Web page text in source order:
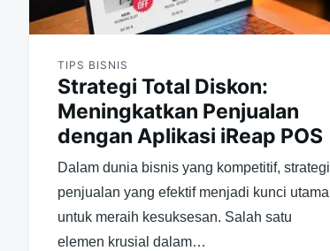
TIPS BISNIS
Strategi Total Diskon:
Meningkatkan Penjualan
dengan Aplikasi iReap POS
Dalam dunia bisnis yang kompetitif, strategi
penjualan yang efektif menjadi kunci utama
untuk meraih kesuksesan. Salah satu
elemen krusial dalam…